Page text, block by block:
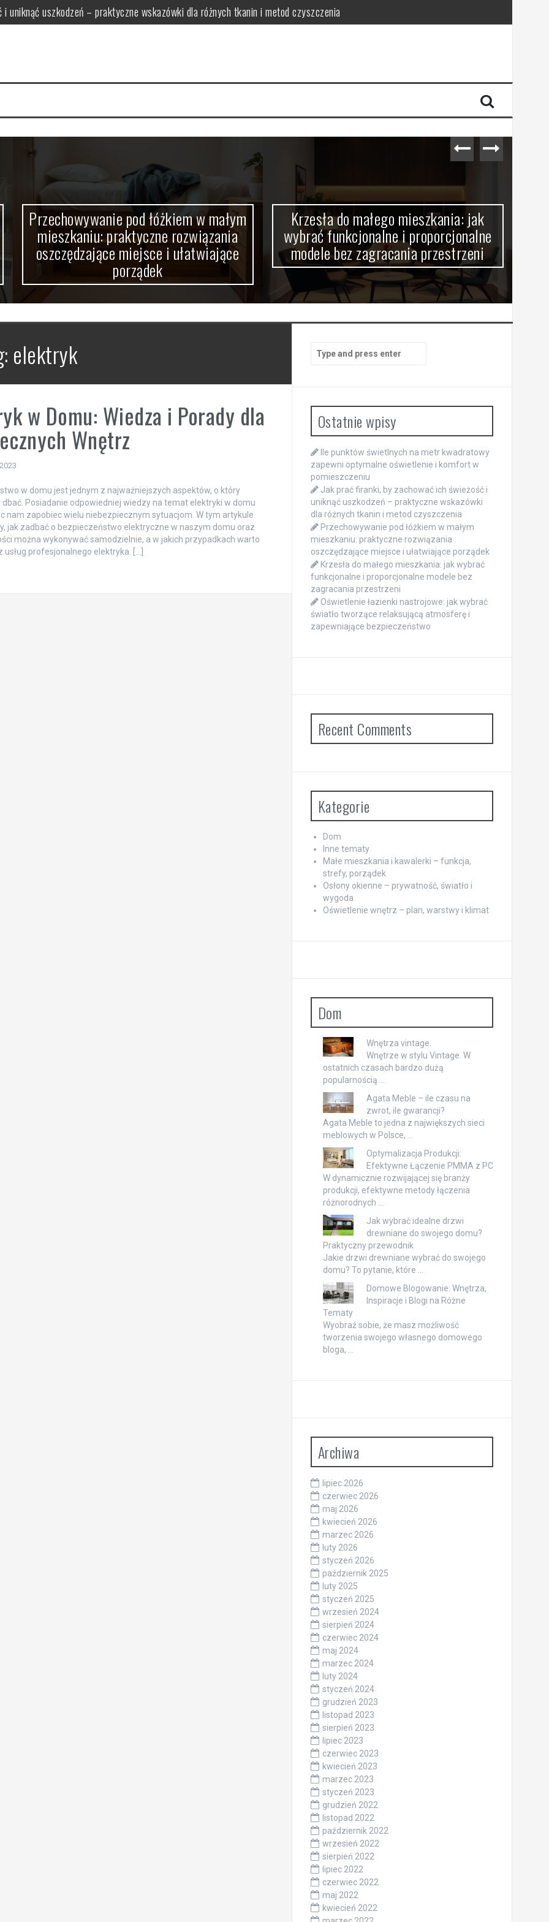
uniknąć uszkodzeń – praktyczne wskazówki dla różnych tkanin i metod czyszczenia
i proporcjonalne modele bez zagracania przestrzeni
światło tworzące relaksującą atmosferę i zapewniające bezpieczeństwo
wybrać funkcjonalne zestawy łączące wygodę i oszczędność miejsca
Przechowywanie pod łóżkiem w małym
mieszkaniu: praktyczne rozwiązania
oszczędzające miejsce i ułatwiające
porządek
Krzesła do małego mieszkania: jak
wybrać funkcjonalne i proporcjonalne
modele bez zagracania przestrzeni
elektryk
w Domu: Wiedza i Porady dla
Wnętrz
w domu jest jednym z najważniejszych aspektów, o który
Posiadanie odpowiedniej wiedzy na temat elektryki w domu
nam zapobiec wielu niebezpiecznym sytuacjom. W tym artykule
jak zadbać o bezpieczeństwo elektryczne w naszym domu oraz
można wykonywać samodzielnie, a w jakich przypadkach warto
usług profesjonalnego elektryka. […]
Search
for:
Ostatnie wpisy
Ile punktów świetlnych na metr kwadratowy
zapewni optymalne oświetlenie i komfort w
pomieszczeniu
Jak prać firanki, by zachować ich świeżość i
uniknąć uszkodzeń – praktyczne wskazówki
dla różnych tkanin i metod czyszczenia
Przechowywanie pod łóżkiem w małym
mieszkaniu: praktyczne rozwiązania
oszczędzające miejsce i ułatwiające porządek
Krzesła do małego mieszkania: jak wybrać
funkcjonalne i proporcjonalne modele bez
zagracania przestrzeni
Oświetlenie łazienki nastrojowe: jak wybrać
światło tworzące relaksującą atmosferę i
zapewniające bezpieczeństwo
Recent Comments
Kategorie
Dom
Inne tematy
Małe mieszkania i kawalerki – funkcja,
strefy, porządek
Osłony okienne – prywatność, światło i
wygoda
Oświetlenie wnętrz – plan, warstwy i klimat
Dom
Wnętrza vintage.
Wnętrze w stylu Vintage. W
ostatnich czasach bardzo dużą
popularnością …
Agata Meble – ile czasu na
zwrot, ile gwarancji?
Agata Meble to jedna z największych sieci
meblowych w Polsce, …
Optymalizacja Produkcji:
Efektywne Łączenie PMMA z PC
W dynamicznie rozwijającej się branży
produkcji, efektywne metody łączenia
różnorodnych …
Jak wybrać idealne drzwi
drewniane do swojego domu?
Praktyczny przewodnik
Jakie drzwi drewniane wybrać do swojego
domu? To pytanie, które …
Domowe Blogowanie: Wnętrza,
Inspiracje i Blogi na Różne
Tematy
Wyobraź sobie, że masz możliwość
tworzenia swojego własnego domowego
bloga, …
Archiwa
lipiec 2026
czerwiec 2026
maj 2026
kwiecień 2026
marzec 2026
luty 2026
styczeń 2026
październik 2025
luty 2025
styczeń 2025
wrzesień 2024
sierpień 2024
czerwiec 2024
maj 2024
marzec 2024
luty 2024
styczeń 2024
grudzień 2023
listopad 2023
sierpień 2023
lipiec 2023
czerwiec 2023
kwiecień 2023
marzec 2023
styczeń 2023
grudzień 2022
listopad 2022
październik 2022
wrzesień 2022
sierpień 2022
lipiec 2022
czerwiec 2022
maj 2022
kwiecień 2022